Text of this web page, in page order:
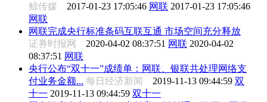
鲸传媒 2017-01-23 17:05:46 网联 2017-01-23 17:05:46
网联
网联完成央行标准条码互联互通 市场空间充分释放
证券时报网 2020-04-02 08:37:51 网联 2020-04-02
08:37:51 网联
央行公布“双十一”成绩单：网联、银联共处理网络支
付业务金额... 每日经济新闻 2019-11-13 09:44:59 双
十一 2019-11-13 09:44:59 双十一